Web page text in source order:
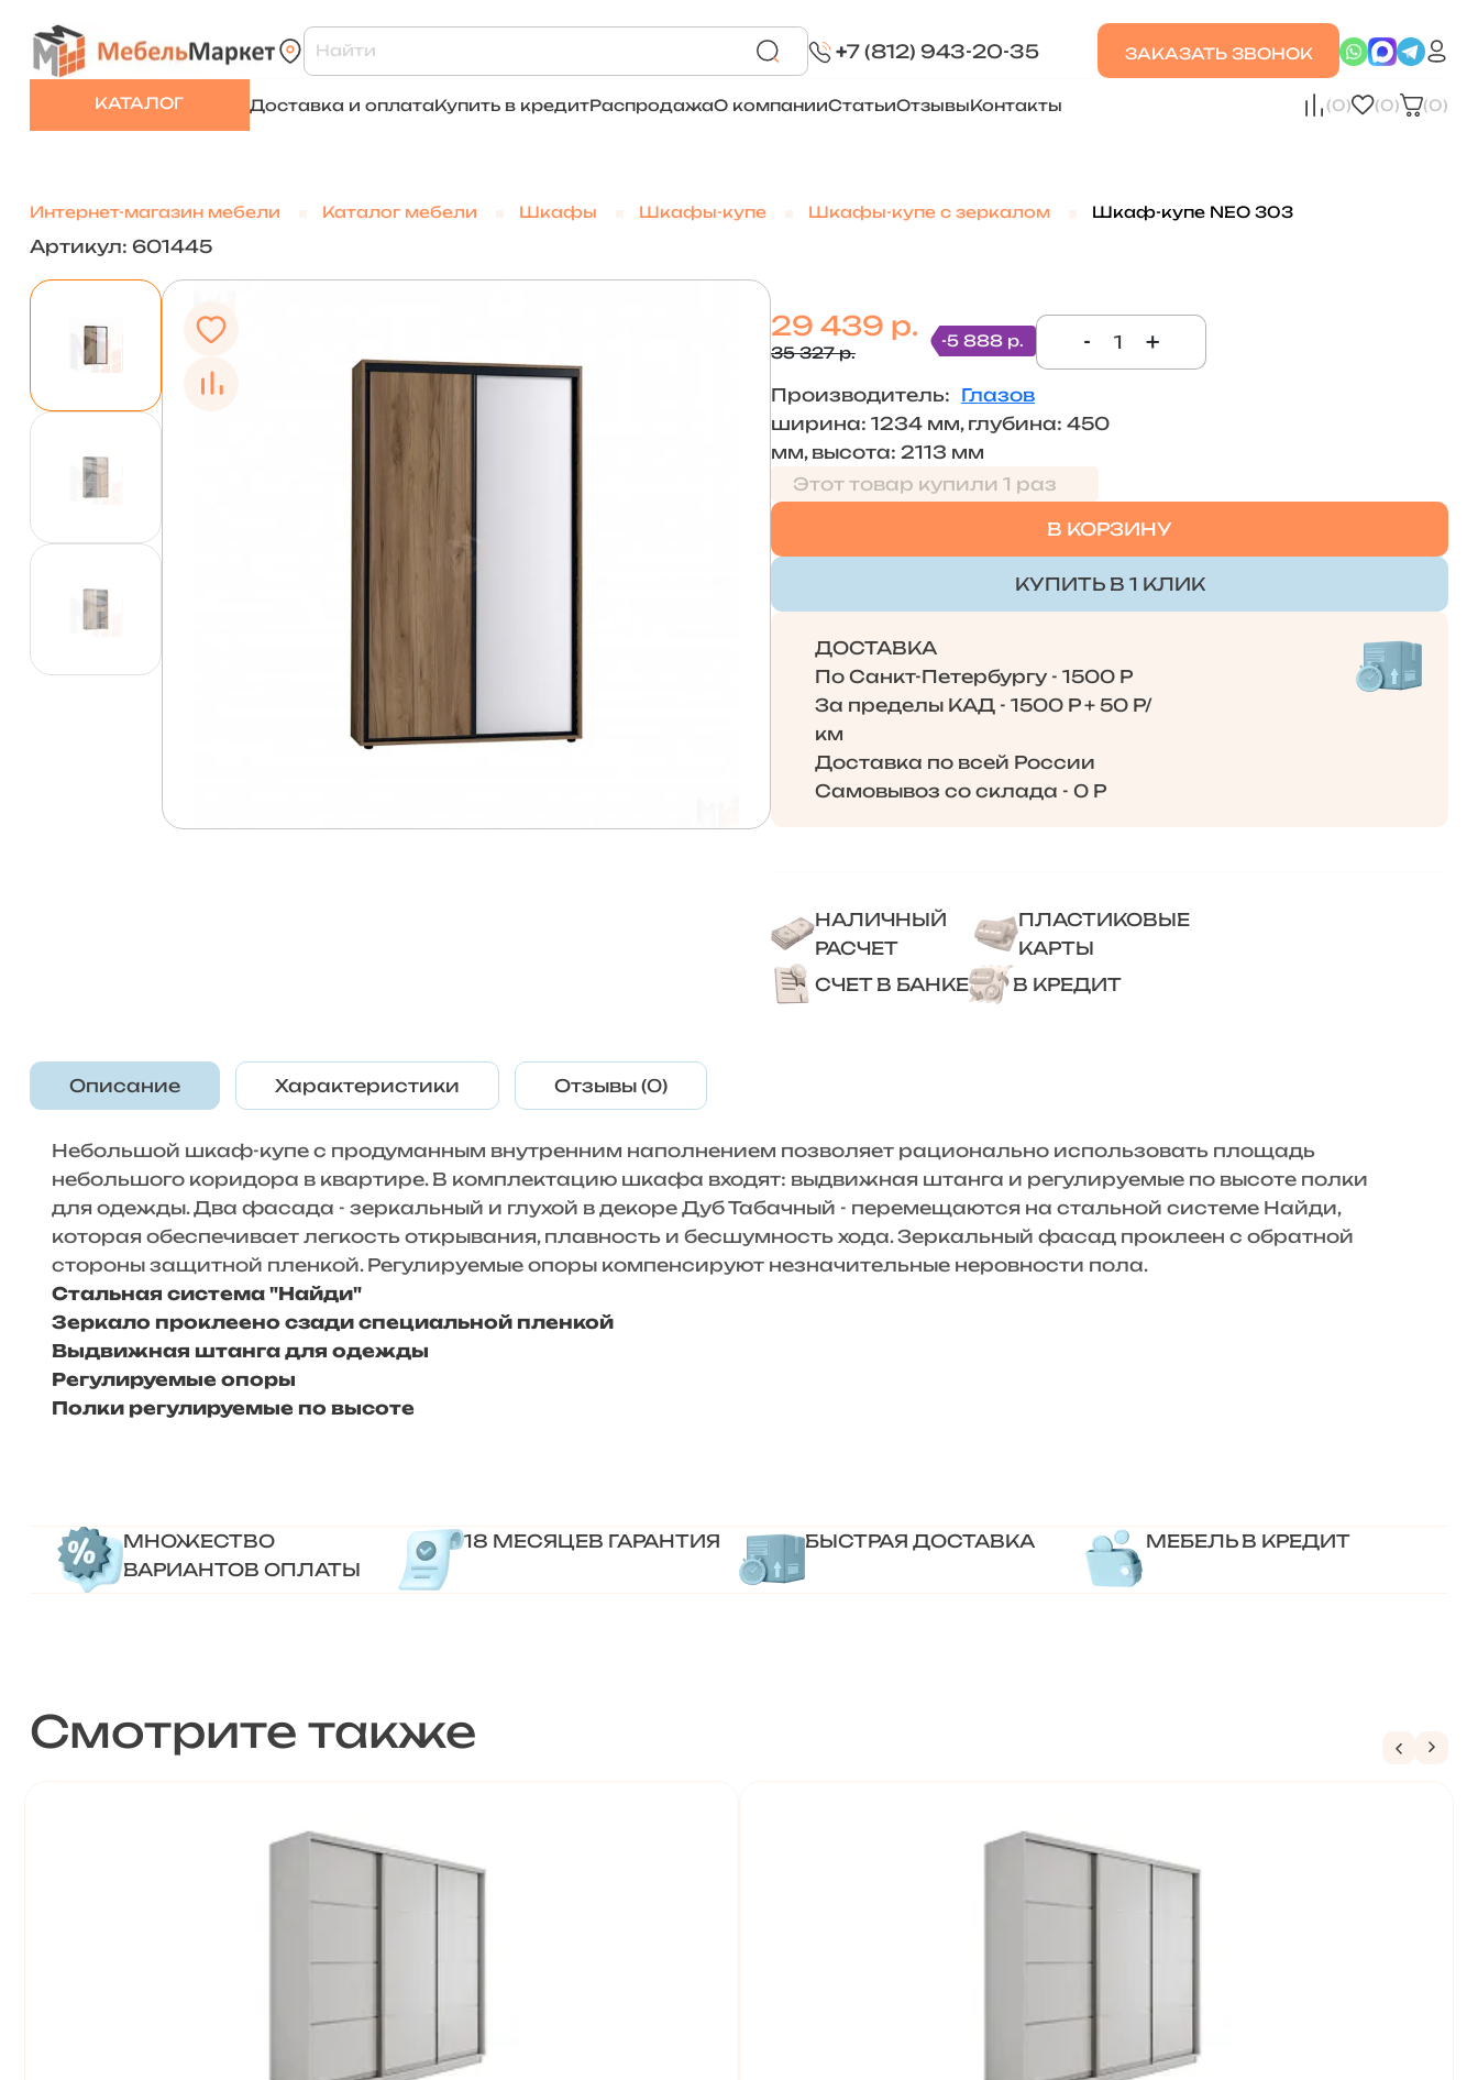
+7 (812) 943-20-35 ЗАКАЗАТЬ ЗВОНОК
КАТАЛОГ Доставка и оплатаКупить в кредитРаспродажаО компанииСтатьиОтзывыКонтакты (0) (0) (0)
Интернет-магазин мебели Каталог мебели Шкафы Шкафы-купе Шкафы-купе с зеркалом Шкаф-купе NEO 303
Артикул: 601445
29 439 р.
35 327 р.
-5 888 р. - +
Производитель: Глазов
ширина: 1234 мм, глубина: 450
мм, высота: 2113 мм
Этот товар купили 1 раз
В КОРЗИНУ
КУПИТЬ В 1 КЛИК
ДОСТАВКА
По Санкт-Петербургу - 1500 Р
За пределы КАД - 1500 Р + 50 Р/
км
Доставка по всей России
Самовывоз со склада - 0 Р
НАЛИЧНЫЙ
РАСЧЕТ
ПЛАСТИКОВЫЕ
КАРТЫ
СЧЕТ В БАНКЕ
В КРЕДИТ
Описание Характеристики Отзывы (0)
Небольшой шкаф-купе с продуманным внутренним наполнением позволяет рационально использовать площадь
небольшого коридора в квартире. В комплектацию шкафа входят: выдвижная штанга и регулируемые по высоте полки
для одежды. Два фасада - зеркальный и глухой в декоре Дуб Табачный - перемещаются на стальной системе Найди,
которая обеспечивает легкость открывания, плавность и бесшумность хода. Зеркальный фасад проклеен с обратной
стороны защитной пленкой. Регулируемые опоры компенсируют незначительные неровности пола.
Стальная система "Найди"
Зеркало проклеено сзади специальной пленкой
Выдвижная штанга для одежды
Регулируемые опоры
Полки регулируемые по высоте
МНОЖЕСТВО
ВАРИАНТОВ ОПЛАТЫ
18 МЕСЯЦЕВ ГАРАНТИЯ БЫСТРАЯ ДОСТАВКА МЕБЕЛЬ В КРЕДИТ
Смотрите также